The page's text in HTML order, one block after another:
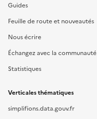
Guides
Feuille de route et nouveautés
Nous écrire
Échangez avec la communauté
Statistiques
Verticales thématiques
simplifions.data.gouv.fr